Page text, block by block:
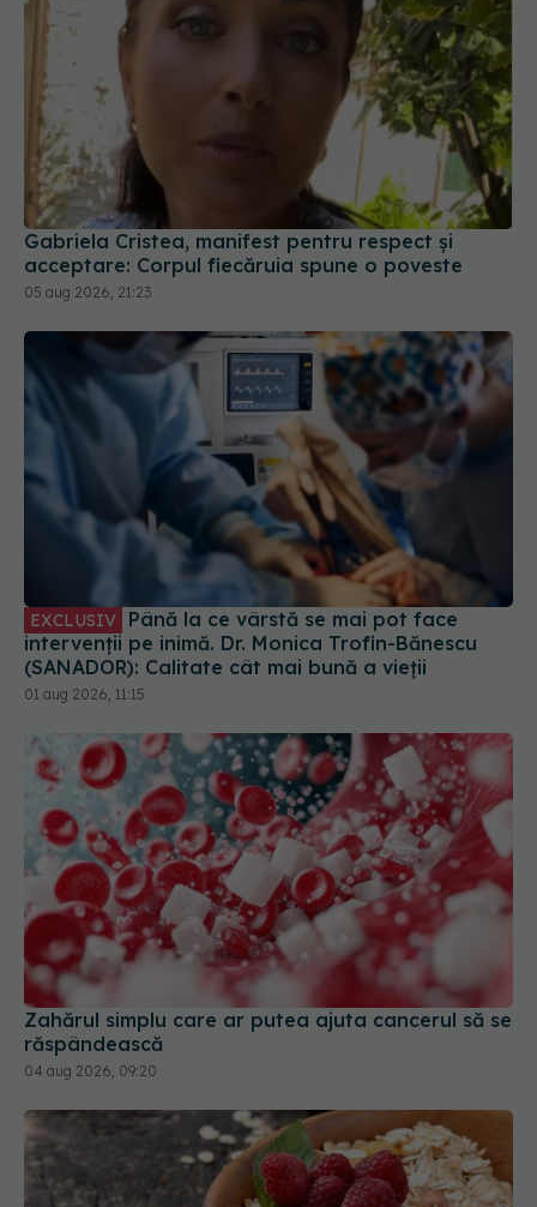
Gabriela Cristea, manifest pentru respect și
acceptare: Corpul fiecăruia spune o poveste
05 aug 2026, 21:23
EXCLUSIV
intervenții pe inimă. Dr. Monica Trofin-Bănescu
(SANADOR): Calitate cât mai bună a vieții
01 aug 2026, 11:15
Zahărul simplu care ar putea ajuta cancerul să se
răspândească
04 aug 2026, 09:20